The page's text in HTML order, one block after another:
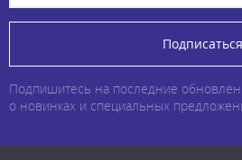
Подписаться
Подпишитесь на последние
о новинках и специальных